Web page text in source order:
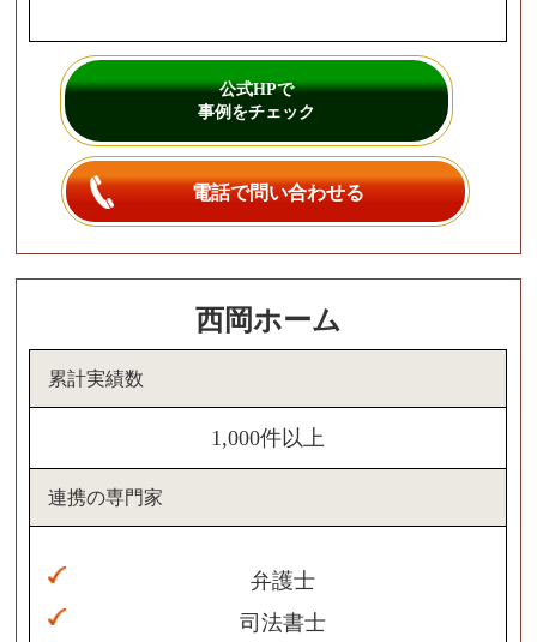
公式HPで
事例をチェック
電話で問い合わせる
西岡ホーム
累計実績数
1,000件以上
連携の専門家
弁護士
司法書士